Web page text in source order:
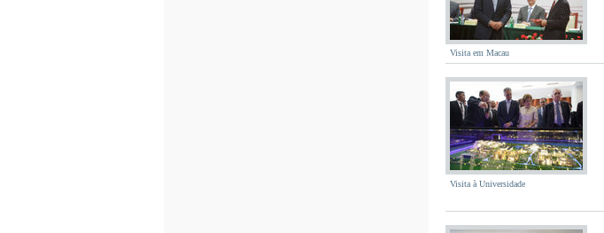
Visita em Macau
Visita à Universidade